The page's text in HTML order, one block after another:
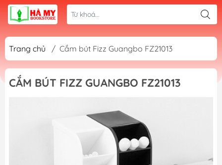
Trang chủ / Cắm bút Fizz Guangbo FZ21013
CẮM BÚT FIZZ GUANGBO FZ21013